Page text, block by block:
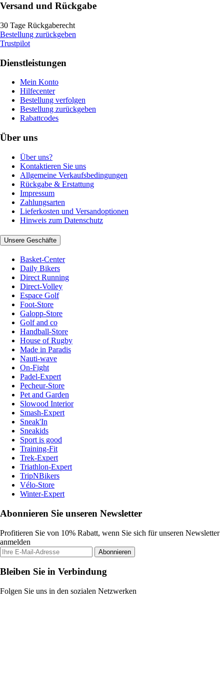
Versand und Rückgabe
30 Tage Rückgaberecht
Bestellung zurückgeben
Trustpilot
Dienstleistungen
Mein Konto
Hilfecenter
Bestellung verfolgen
Bestellung zurückgeben
Rabattcodes
Über uns
Über uns?
Kontaktieren Sie uns
Allgemeine Verkaufsbedingungen
Rückgabe & Erstattung
Impressum
Zahlungsarten
Lieferkosten und Versandoptionen
Hinweis zum Datenschutz
Unsere Geschäfte
Basket-Center
Daily Bikers
Direct Running
Direct-Volley
Espace Golf
Foot-Store
Galopp-Store
Golf and co
Handball-Store
House of Rugby
Made in Paradis
Nauti-wave
On-Fight
Padel-Expert
Pecheur-Store
Pet and Garden
Slowood Interior
Smash-Expert
Sneak'In
Sneakids
Sport is good
Training-Fit
Trek-Expert
Triathlon-Expert
TripNBikers
Vélo-Store
Winter-Expert
Abonnieren Sie unseren Newsletter
Profitieren Sie von 10% Rabatt, wenn Sie sich für unseren Newsletter
anmelden
Abonnieren
Bleiben Sie in Verbindung
Folgen Sie uns in den sozialen Netzwerken